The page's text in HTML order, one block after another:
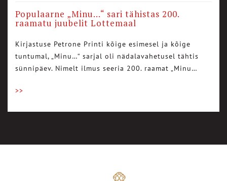
Populaarne „Minu…“ sari tähistas 200.
raamatu juubelit Lottemaal
Kirjastuse Petrone Printi kõige esimesel ja kõige
tuntumal, „Minu…“ sarjal oli nädalavahetusel tähtis
sünnipäev. Nimelt ilmus seeria 200. raamat „Minu…
>>